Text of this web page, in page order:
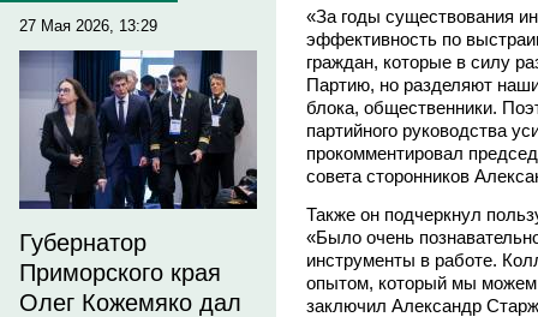
27 Мая 2026, 13:29
Губернатор
Приморского края
Олег Кожемяко дал
«За годы существования
эффективность по
граждан, которые в силу
Партию, но разделяют
блока, общественники.
партийного руководства
прокомментировал
совета сторонников
Также он подчеркнул
«Было очень
инструменты в работе.
опытом, который мы можем
заключил Александр